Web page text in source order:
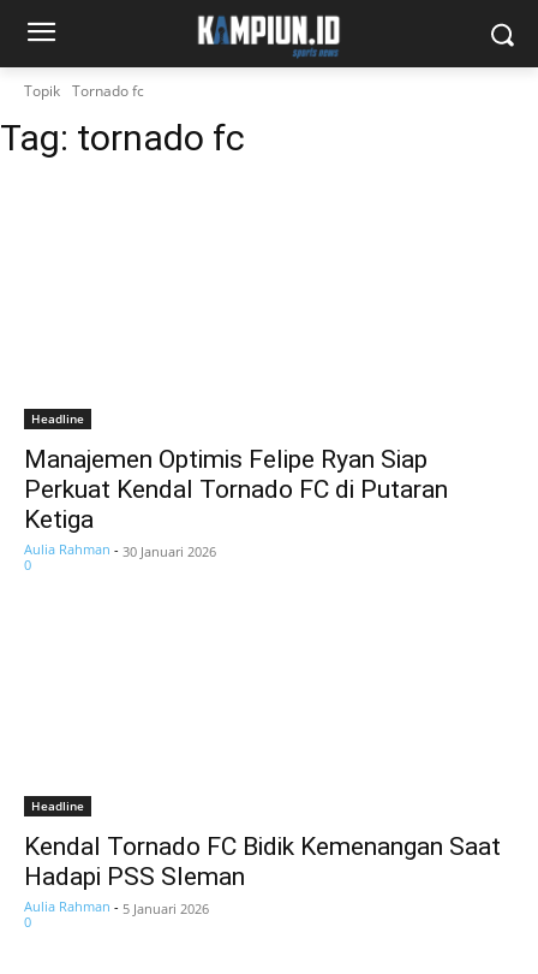
Topik Tornado fc
Tag: tornado fc
Headline
Manajemen Optimis Felipe Ryan Siap
Perkuat Kendal Tornado FC di Putaran
Ketiga
Aulia Rahman - 30 Januari 2026
0
Headline
Kendal Tornado FC Bidik Kemenangan Saat
Hadapi PSS Sleman
Aulia Rahman - 5 Januari 2026
0